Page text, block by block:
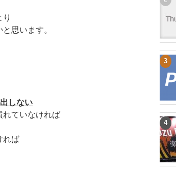
思います。
しない
ていなければ
れば